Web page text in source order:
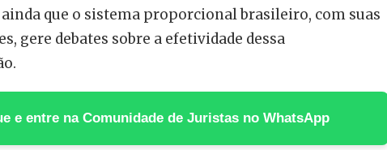
que o sistema proporcional brasileiro, com suas
gere debates sobre a efetividade dessa
e entre na Comunidade de Juristas no WhatsApp